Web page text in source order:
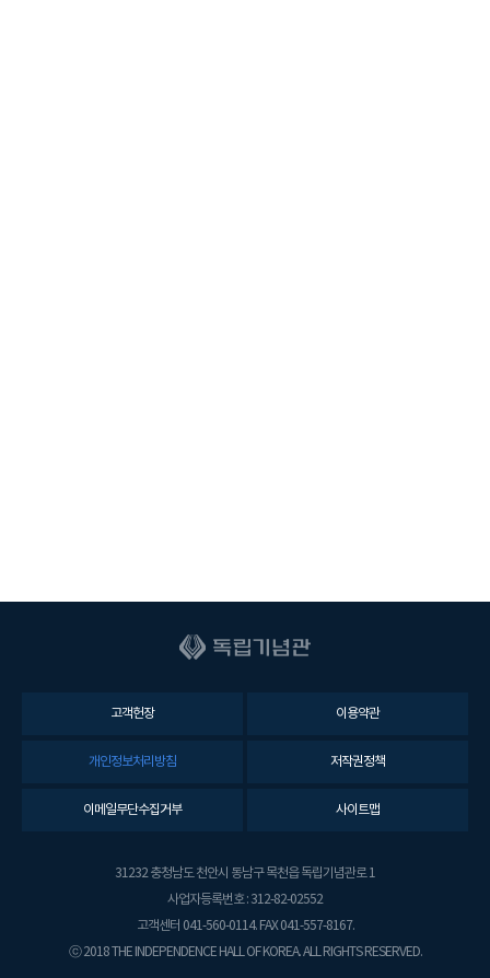
고객헌장 이용약관
개인정보처리방침 저작권정책
이메일무단수집거부 사이트맵
31232 충청남도 천안시 동남구 목천읍 독립기념관로 1
사업자등록번호 : 312-82-02552
고객센터 041-560-0114. FAX 041-557-8167.
ⓒ 2018 THE INDEPENDENCE HALL OF KOREA. ALL RIGHTS RESERVED.